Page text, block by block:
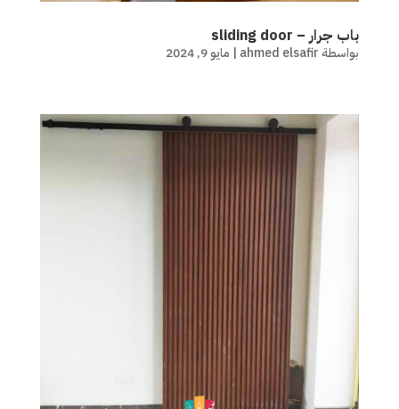
باب جرار – sliding door
بواسطة ahmed elsafir
| مايو 9, 2024